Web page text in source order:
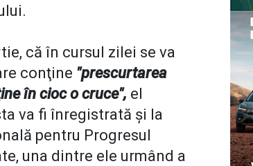
că în cursul zilei se va
conţine "prescurtarea
în cioc o cruce", el
va fi înregistrată şi la
pentru Progresul
una dintre ele urmând a